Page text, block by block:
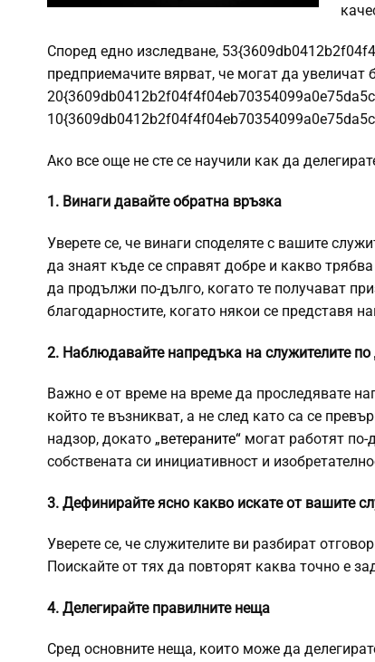
Според едно изследване,
предприемачите вярват, че могат да увеличат
Ако все още не сте се научили как да
1. Винаги давайте обратна връзка
Уверете се, че винаги споделяте с вашите
да знаят къде се справят добре и какво
да продължи по-дълго, когато те получават
благодарностите, когато някои се представя
2. Наблюдавайте напредъка на служителите по
Важно е от време на време да проследявате
който те възникват, а не след като са се
надзор, докато „ветераните“ могат работят
собствената си инициативност и
3. Дефинирайте ясно какво искате от вашите
Уверете се, че служителите ви разбират
Поискайте от тях да повторят каква точно е
4. Делегирайте правилните неща
Сред основните неща, които може да